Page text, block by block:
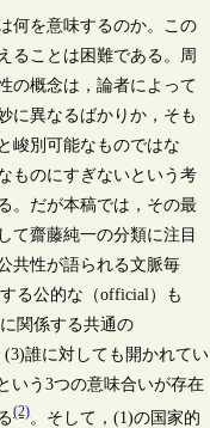
何を意味するのか。この
ることは困難である。周
の概念は，論者によって
に異なるばかりか，そも
峻別可能なものではな
ものにすぎないという考
。だが本稿では，その最
て齋藤純一の分類に注目
共性が語られる文脈毎
る公的な（official）も
関係する共通の
(3)誰に対しても開かれてい
いう3つの意味合いが存在
(2)。そして，(1)の国家的